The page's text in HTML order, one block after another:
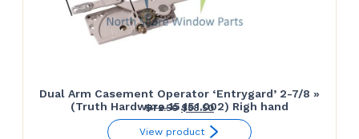
Dual Arm Casement Operator ‘Entrygard’ 2-7/8 »
(Truth Hardware 15.151.002) Righ hand
$72.50 Le
prix
$58.50Le
prix
View product